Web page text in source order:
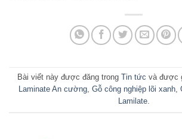
Bài viết này được đăng trong Tin tức và được
Laminate An cường, Gỗ công nghiệp lõi xanh,
Lamilate.